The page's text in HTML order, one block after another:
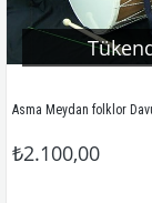
Asma Meydan folklor
₺2.100,00